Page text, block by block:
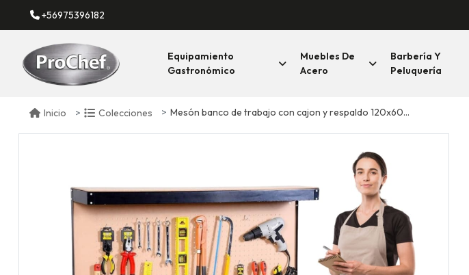
+56975396182
Equipamiento
Gastronómico
Muebles De
Acero
Barbería Y
Peluquería
Inicio Colecciones Mesón banco de trabajo con cajon y respaldo 120x60 cm.